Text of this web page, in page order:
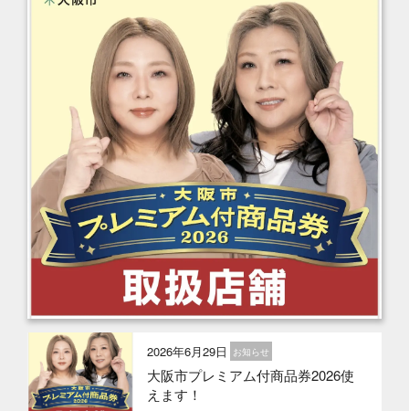
2026年6月29日 お知らせ
大阪市プレミアム付商品券2026使
えます！